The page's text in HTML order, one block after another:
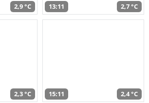
2,9 °C 13:11 2,7 °C
2,3 °C 15:11 2,4 °C